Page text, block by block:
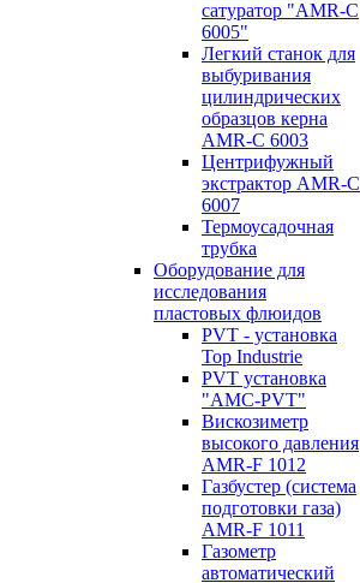
сатуратор "AMR-C
6005"
Легкий станок для
выбуривания
цилиндрических
образцов керна
AMR-C 6003
Центрифужный
экстрактор AMR-C
6007
Термоусадочная
трубка
Оборудование для
исследования
пластовых флюидов
PVT - установка
Top Industrie
PVT установка
"AMC-PVT"
Вискозиметр
высокого давления
AMR-F 1012
Газбустер (система
подготовки газа)
AMR-F 1011
Газометр
автоматический